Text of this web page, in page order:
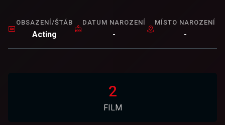
OBSAZENÍ/ŠTÁB
Acting
DATUM NAROZENÍ
-
MÍSTO NAROZENÍ
-
2
FILM